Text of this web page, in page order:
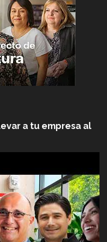
a tu empresa al